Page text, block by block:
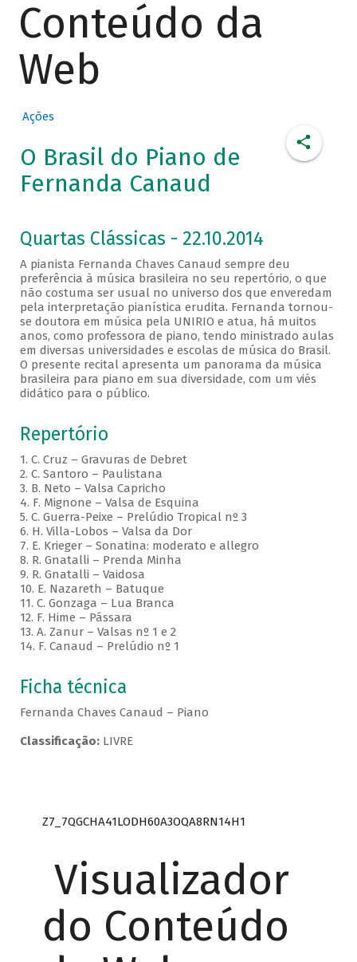
Conteúdo da
Web
Ações
O Brasil do Piano de
Fernanda Canaud
Quartas Clássicas - 22.10.2014
A pianista Fernanda Chaves Canaud sempre deu
preferência à música brasileira no seu repertório, o que
não costuma ser usual no universo dos que enveredam
pela interpretação pianística erudita. Fernanda tornou-
se doutora em música pela UNIRIO e atua, há muitos
anos, como professora de piano, tendo ministrado aulas
em diversas universidades e escolas de música do Brasil.
O presente recital apresenta um panorama da música
brasileira para piano em sua diversidade, com um viés
didático para o público.
Repertório
1. C. Cruz – Gravuras de Debret
2. C. Santoro – Paulistana
3. B. Neto – Valsa Capricho
4. F. Mignone – Valsa de Esquina
5. C. Guerra-Peixe – Prelúdio Tropical nº 3
6. H. Villa-Lobos – Valsa da Dor
7. E. Krieger – Sonatina: moderato e allegro
8. R. Gnatalli – Prenda Minha
9. R. Gnatalli – Vaidosa
10. E. Nazareth – Batuque
11. C. Gonzaga – Lua Branca
12. F. Hime – Pássara
13. A. Zanur – Valsas nº 1 e 2
14. F. Canaud – Prelúdio nº 1
Ficha técnica
Fernanda Chaves Canaud – Piano
Classificação:LIVRE
Z7_7QGCHA41LODH60A3OQA8RN14H1
Visualizador
do Conteúdo